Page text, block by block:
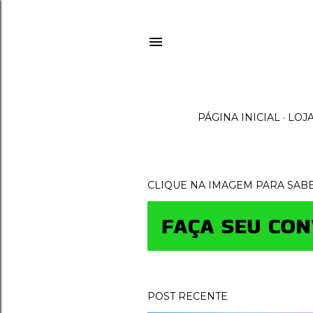
PÁGINA INICIAL
M
s
CLIQUE NA IMAGEM PARA
POST RECENTE